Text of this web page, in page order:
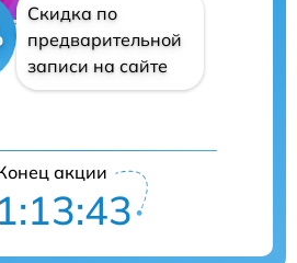
Скидка по
предварительной
записи на сайте
акции